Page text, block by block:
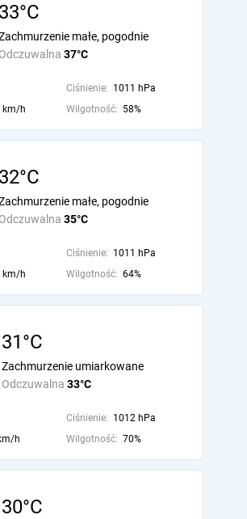
33°C
Odczuwalna 37°C
małe, pogodnie
Ciśnienie: 1011 hPa
km/h Wilgotność: 58%
32°C
Odczuwalna 35°C
małe, pogodnie
Ciśnienie: 1011 hPa
km/h Wilgotność: 64%
31°C
Odczuwalna 33°C
Zachmurzenie umiarkowane
Ciśnienie: 1012 hPa
h Wilgotność: 70%
30°C